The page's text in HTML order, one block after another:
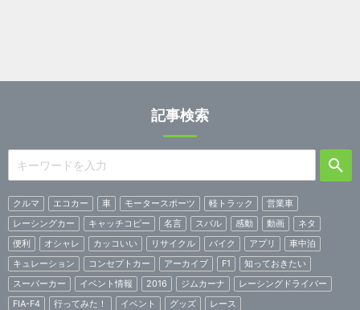
記事検索
クルマ エコカー 車 モータースポーツ 軽トラック
営業車
レーシングカー
キャッチコピー 名言 スバル 感動 動画
ネタ
便利
オシャレ カッコいい リサイクル バイク アプリ
車中泊
キュレーション
コンセプトカー アーカイブ F1
知っておきたい
スーパーカー
イベント情報 2016 ジムカーナ
レーシングドライバー
FIA-F4
行ってみた！ イベント グッズ レース